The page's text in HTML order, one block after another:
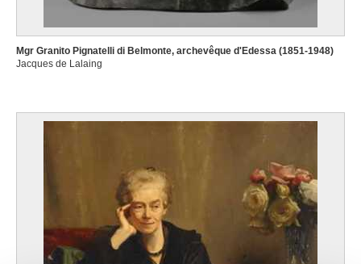
Mgr Granito Pignatelli di Belmonte, archevêque d'Edessa (1851-1948)
Jacques de Lalaing